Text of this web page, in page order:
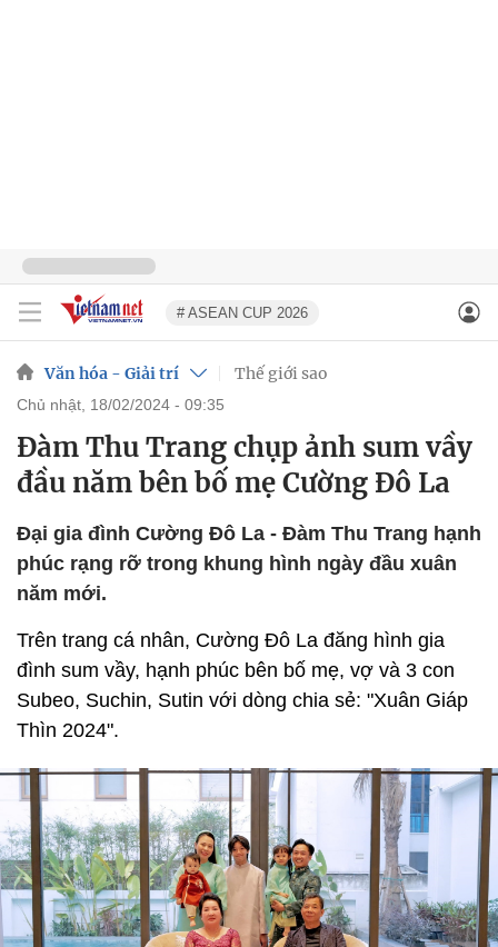
# ASEAN CUP 2026
Văn hóa - Giải trí Thế giới sao
chủ nhật, 18/02/2024 - 09:35
Đàm Thu Trang chụp ảnh sum vầy
đầu năm bên bố mẹ Cường Đô La
Đại gia đình Cường Đô La - Đàm Thu Trang hạnh
phúc rạng rỡ trong khung hình ngày đầu xuân
năm mới.
Trên trang cá nhân, Cường Đô La đăng hình gia
đình sum vầy, hạnh phúc bên bố mẹ, vợ và 3 con
Subeo, Suchin, Sutin với dòng chia sẻ: "Xuân Giáp
Thìn 2024".